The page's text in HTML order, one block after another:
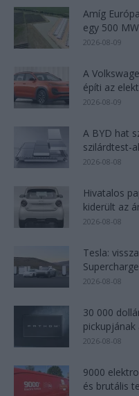
Amíg
egy 500
2026-08-09
A
építi az
2026-08-09
A BYD hat
szilárdtest-
2026-08-08
Hivatalos
kiderült az
2026-08-08
Tesla:
2026-08-08
30 000
2026-08-08
9000
és brutális